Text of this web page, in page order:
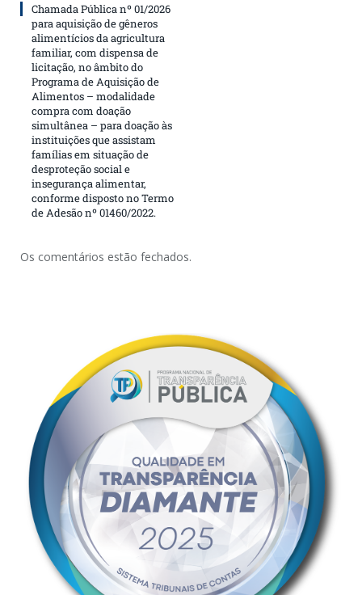
Chamada Pública nº 01/2026
para aquisição de gêneros
alimentícios da agricultura
familiar, com dispensa de
licitação, no âmbito do
Programa de Aquisição de
Alimentos – modalidade
compra com doação
simultânea – para doação às
instituições que assistam
famílias em situação de
desproteção social e
insegurança alimentar,
conforme disposto no Termo
de Adesão nº 01460/2022.
Os comentários estão fechados.